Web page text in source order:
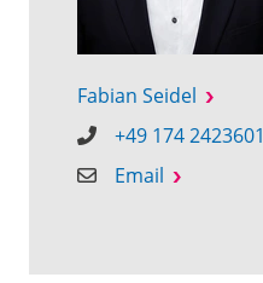
Fabian Seidel
+49 174 2423601
Email